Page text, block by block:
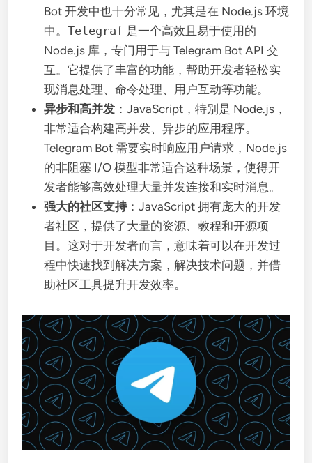
Bot 开发中也十分常见，尤其是在 Node.js 环境
中。Telegraf 是一个高效且易于使用的
Node.js 库，专门用于与 Telegram Bot API 交
互。它提供了丰富的功能，帮助开发者轻松实
现消息处理、命令处理、用户互动等功能。
异步和高并发 ：JavaScript，特别是 Node.js，
非常适合构建高并发、异步的应用程序。
Telegram Bot 需要实时响应用户请求，Node.js
的非阻塞 I/O 模型非常适合这种场景，使得开
发者能够高效处理大量并发连接和实时消息。
强大的社区支持：JavaScript 拥有庞大的开发
者社区，提供了大量的资源、教程和开源项
目。这对于开发者而言，意味着可以在开发过
程中快速找到解决方案，解决技术问题，并借
助社区工具提升开发效率。